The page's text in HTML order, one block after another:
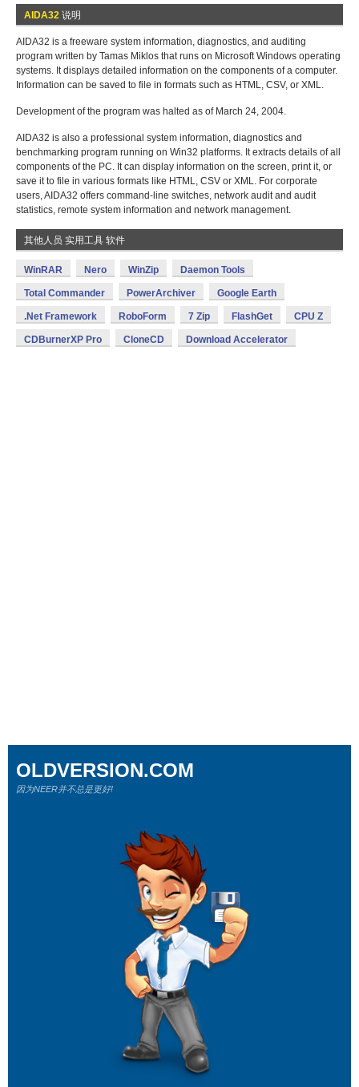
AIDA32 说明
AIDA32 is a freeware system information, diagnostics, and auditing
program written by Tamas Miklos that runs on Microsoft Windows operating
systems. It displays detailed information on the components of a computer.
Information can be saved to file in formats such as HTML, CSV, or XML.
Development of the program was halted as of March 24, 2004.
AIDA32 is also a professional system information, diagnostics and
benchmarking program running on Win32 platforms. It extracts details of all
components of the PC. It can display information on the screen, print it, or
save it to file in various formats like HTML, CSV or XML. For corporate
users, AIDA32 offers command-line switches, network audit and audit
statistics, remote system information and network management.
其他人员 实用工具 软件
WinRAR Nero WinZip Daemon Tools
Total Commander PowerArchiver Google Earth
.Net Framework RoboForm 7 Zip FlashGet CPU Z
CDBurnerXP Pro CloneCD Download Accelerator
OLDVERSION.COM
因为NEER并不总是更好!